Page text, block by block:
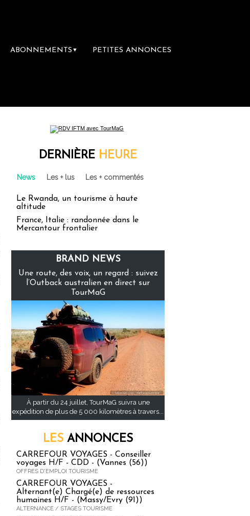
ABONNEMENTS ▼ PETITES ANNONCES
DERNIÈRE HEURE
News Les + lus Les + commentés
Le Rwanda, un tourisme à haute
altitude
France, Italie : randonnée dans le
Mercantour frontalier
BRAND NEWS
Une route, des voix, un regard : suivez
l’Outback australien en direct sur
TourMaG
À partir du 24 juillet, TourMaG suivra une
expédition de plus de 5 000 kilomètres à travers...
LES ANNONCES
CARREFOUR VOYAGES - Conseiller
voyages H/F - CDD - (Vannes (56))
OFFRES D'EMPLOI TOURISME
CARREFOUR VOYAGES -
Alternant(e) Chargé(e) de ressources
humaines H/F - (Massy/Evry (91))
ALTERNANCE / STAGES TOURISME